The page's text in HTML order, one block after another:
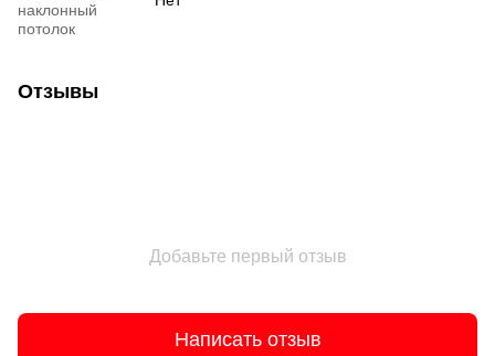
наклонный
потолок
Отзывы
Добавьте первый отзыв
Написать отзыв